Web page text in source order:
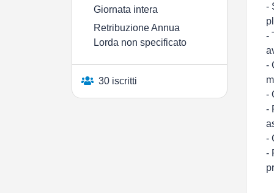
Giornata intera
Retribuzione Annua
Lorda non specificato
30 iscritti
-
-
-
-
-
-
-